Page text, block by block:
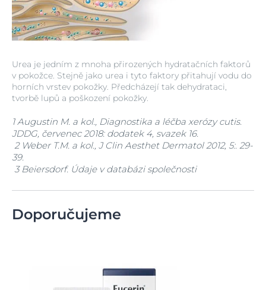
Urea je jedním z mnoha přirozených hydratačních faktorů
v pokožce. Stejně jako urea i tyto faktory přitahují vodu do
horních vrstev pokožky. Předcházejí tak dehydrataci,
tvorbě lupů a poškození pokožky.
1 Augustin M. a kol., Diagnostika a léčba xerózy cutis.
JDDG, červenec 2018: dodatek 4, svazek 16.
2 Weber T.M. a kol., J Clin Aesthet Dermatol 2012, 5:. 29-
39.
3 Beiersdorf. Údaje v databázi společnosti
Doporučujeme